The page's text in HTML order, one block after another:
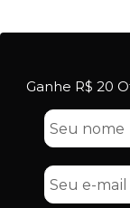
Ganhe R$ 20